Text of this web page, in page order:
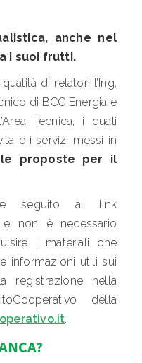
anche nel
i suoi frutti.
di relatori l’Ing.
di BCC Energia e
Tecnica, i quali
e i servizi messi in
le proposte per il
seguito al link
e non è necessario
i materiali che
informazioni utili sui
registrazione nella
della
.